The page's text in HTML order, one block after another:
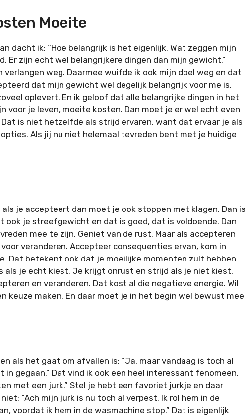
Moeite
dacht ik: “Hoe belangrijk is het eigenlijk. Wat zeggen mijn
Er zijn echt wel belangrijkere dingen dan mijn gewicht.”
verlangen weg. Daarmee wuifde ik ook mijn doel weg en dat
dat mijn gewicht wel degelijk belangrijk voor me is.
oplevert. En ik geloof dat alle belangrijke dingen in het
voor je leven, moeite kosten. Dan moet je er wel echt even
is niet hetzelfde als strijd ervaren, want dat ervaar je als
Als jij nu niet helemaal tevreden bent met je huidige
je accepteert dan moet je ook stoppen met klagen. Dan is
ook je streefgewicht en dat is goed, dat is voldoende. Dan
mee te zijn. Geniet van de rust. Maar als accepteren
veranderen. Accepteer consequenties ervan, kom in
Dat betekent ook dat je moeilijke momenten zult hebben.
als je echt kiest. Je krijgt onrust en strijd als je niet kiest,
en veranderen. Dat kost al die negatieve energie. Wil
keuze maken. En daar moet je in het begin wel bewust mee
als het gaat om afvallen is: “Ja, maar vandaag is toch al
gegaan.” Dat vind ik ook een heel interessant fenomeen.
met een jurk.” Stel je hebt een favoriet jurkje en daar
“Ach mijn jurk is nu toch al verpest. Ik rol hem in de
voordat ik hem in de wasmachine stop.” Dat is eigenlijk